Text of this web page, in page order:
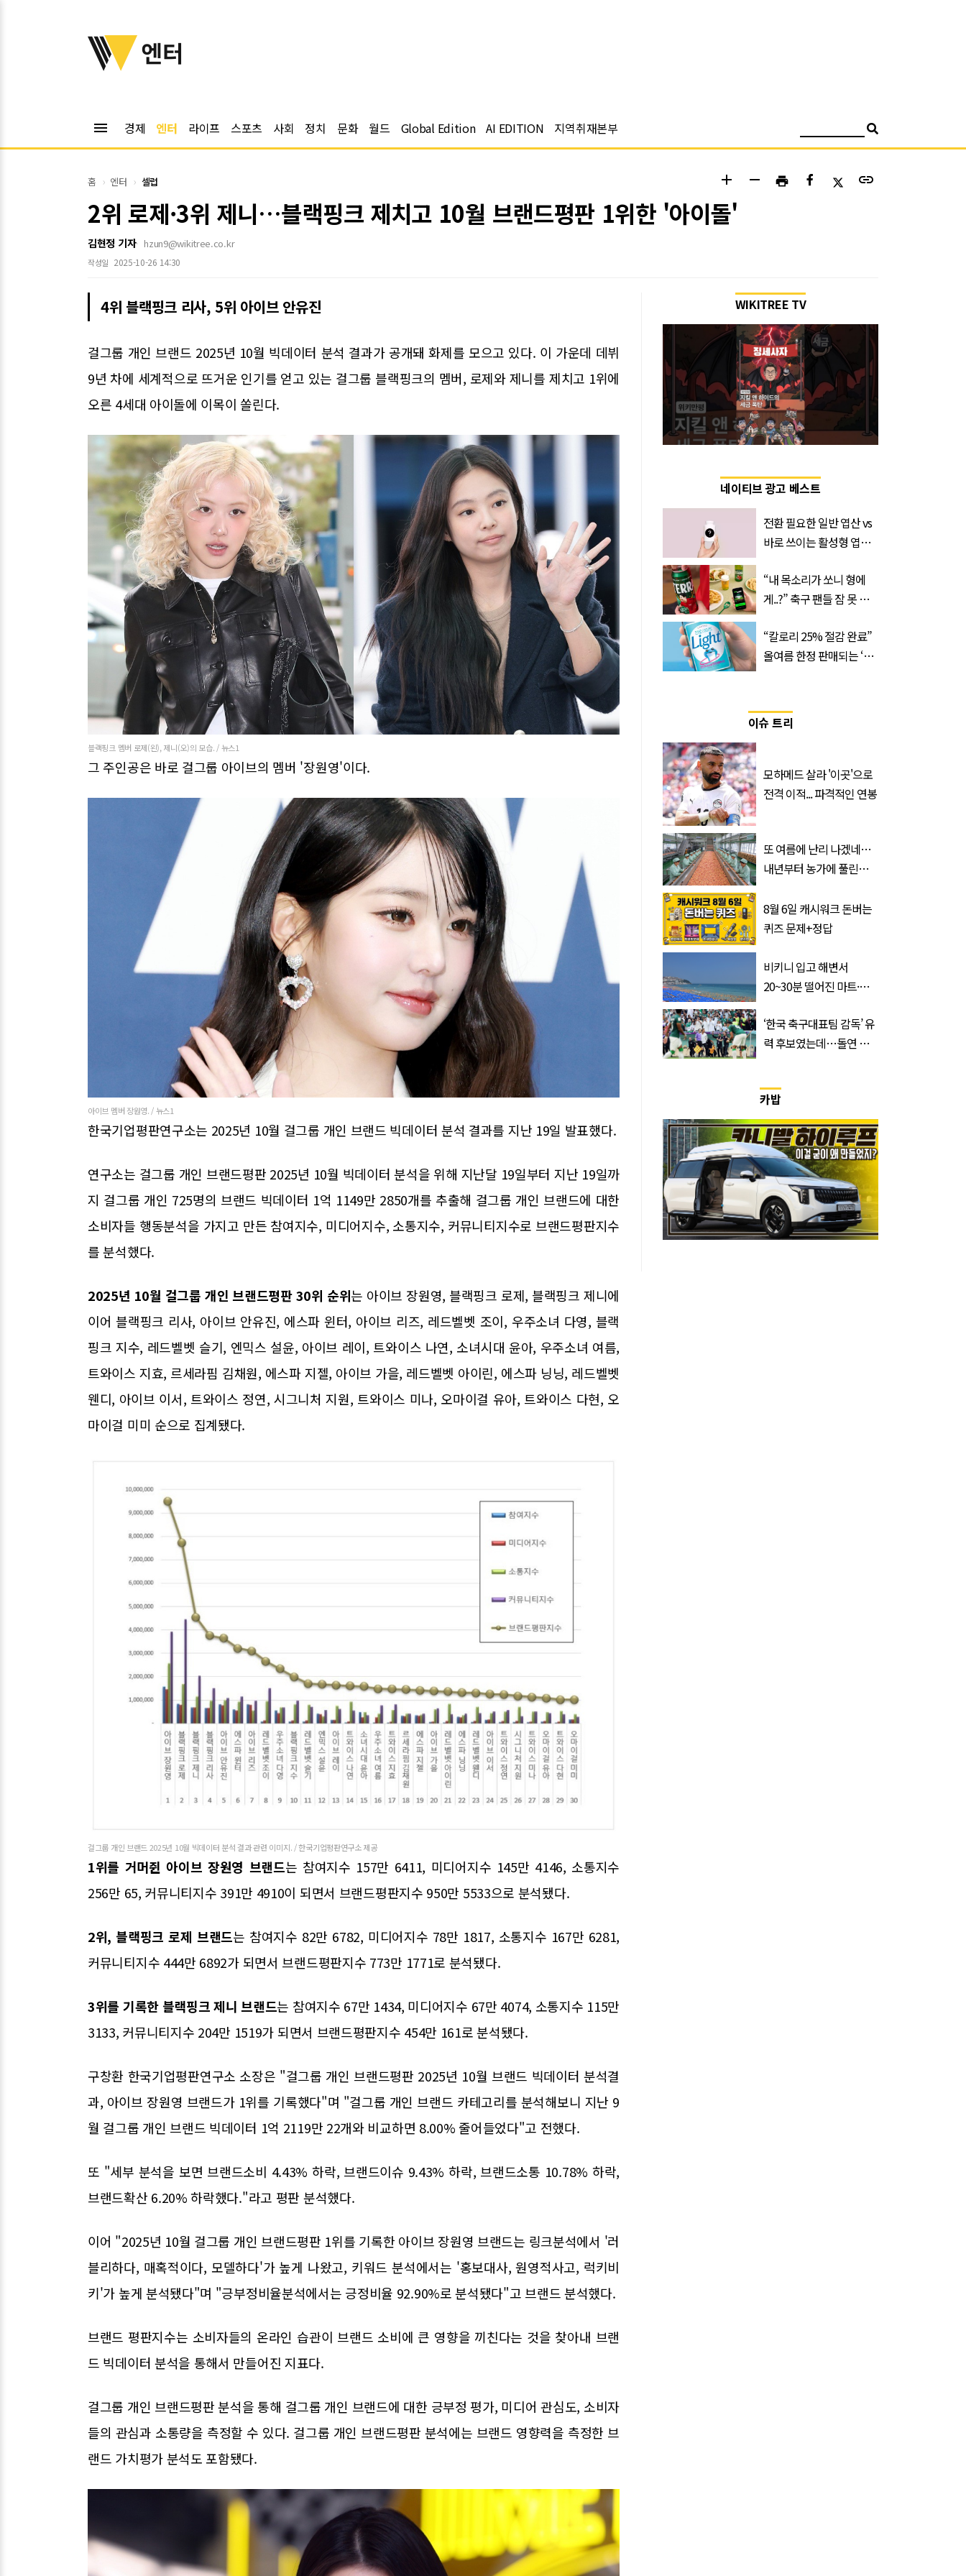
위키트리
엔터
menu 경제 엔터 라이프 스포츠 사회 정치 문화 월드 Global Edition AI EDITION 지역취재본부
홈 엔터 셀럽 add remove print link
2위 로제·3위 제니…블랙핑크 제치고 10월 브랜드평판 1위한 '아이돌'
김현정 기자 hzun9@wikitree.co.kr
작성일 2025-10-26 14:30
4위 블랙핑크 리사, 5위 아이브 안유진
걸그룹 개인 브랜드 2025년 10월 빅데이터 분석 결과가 공개돼 화제를 모으고 있다. 이 가운데 데뷔
9년 차에 세계적으로 뜨거운 인기를 얻고 있는 걸그룹 블랙핑크의 멤버, 로제와 제니를 제치고 1위에
오른 4세대 아이돌에 이목이 쏠린다.
블랙핑크 멤버 로제(왼), 제니(오)의 모습. / 뉴스1
그 주인공은 바로 걸그룹 아이브의 멤버 '장원영'이다.
아이브 멤버 장원영. / 뉴스1
한국기업평판연구소는 2025년 10월 걸그룹 개인 브랜드 빅데이터 분석 결과를 지난 19일 발표했다.
연구소는 걸그룹 개인 브랜드평판 2025년 10월 빅데이터 분석을 위해 지난달 19일부터 지난 19일까
지 걸그룹 개인 725명의 브랜드 빅데이터 1억 1149만 2850개를 추출해 걸그룹 개인 브랜드에 대한
소비자들 행동분석을 가지고 만든 참여지수, 미디어지수, 소통지수, 커뮤니티지수로 브랜드평판지수
를 분석했다.
2025년 10월 걸그룹 개인 브랜드평판 30위 순위는 아이브 장원영, 블랙핑크 로제, 블랙핑크 제니에
이어 블랙핑크 리사, 아이브 안유진, 에스파 윈터, 아이브 리즈, 레드벨벳 조이, 우주소녀 다영, 블랙
핑크 지수, 레드벨벳 슬기, 엔믹스 설윤, 아이브 레이, 트와이스 나연, 소녀시대 윤아, 우주소녀 여름,
트와이스 지효, 르세라핌 김채원, 에스파 지젤, 아이브 가을, 레드벨벳 아이린, 에스파 닝닝, 레드벨벳
웬디, 아이브 이서, 트와이스 정연, 시그니처 지원, 트와이스 미나, 오마이걸 유아, 트와이스 다현, 오
마이걸 미미 순으로 집계됐다.
걸그룹 개인 브랜드 2025년 10월 빅데이터 분석 결과 관련 이미지. / 한국기업평판연구소 제공
1위를 거머쥔 아이브 장원영 브랜드는 참여지수 157만 6411, 미디어지수 145만 4146, 소통지수
256만 65, 커뮤니티지수 391만 4910이 되면서 브랜드평판지수 950만 5533으로 분석됐다.
2위, 블랙핑크 로제 브랜드는 참여지수 82만 6782, 미디어지수 78만 1817, 소통지수 167만 6281,
커뮤니티지수 444만 6892가 되면서 브랜드평판지수 773만 1771로 분석됐다.
3위를 기록한 블랙핑크 제니 브랜드는 참여지수 67만 1434, 미디어지수 67만 4074, 소통지수 115만
3133, 커뮤니티지수 204만 1519가 되면서 브랜드평판지수 454만 161로 분석됐다.
구창환 한국기업평판연구소 소장은 "걸그룹 개인 브랜드평판 2025년 10월 브랜드 빅데이터 분석결
과, 아이브 장원영 브랜드가 1위를 기록했다"며 "걸그룹 개인 브랜드 카테고리를 분석해보니 지난 9
월 걸그룹 개인 브랜드 빅데이터 1억 2119만 22개와 비교하면 8.00% 줄어들었다"고 전했다.
또 "세부 분석을 보면 브랜드소비 4.43% 하락, 브랜드이슈 9.43% 하락, 브랜드소통 10.78% 하락,
브랜드확산 6.20% 하락했다."라고 평판 분석했다.
이어 "2025년 10월 걸그룹 개인 브랜드평판 1위를 기록한 아이브 장원영 브랜드는 링크분석에서 '러
블리하다, 매혹적이다, 모델하다'가 높게 나왔고, 키워드 분석에서는 '홍보대사, 원영적사고, 럭키비
키'가 높게 분석됐다"며 "긍부정비율분석에서는 긍정비율 92.90%로 분석됐다"고 브랜드 분석했다.
브랜드 평판지수는 소비자들의 온라인 습관이 브랜드 소비에 큰 영향을 끼친다는 것을 찾아내 브랜
드 빅데이터 분석을 통해서 만들어진 지표다.
걸그룹 개인 브랜드평판 분석을 통해 걸그룹 개인 브랜드에 대한 긍부정 평가, 미디어 관심도, 소비자
들의 관심과 소통량을 측정할 수 있다. 걸그룹 개인 브랜드평판 분석에는 브랜드 영향력을 측정한 브
랜드 가치평가 분석도 포함됐다.
WIKITREE TV
네이티브 광고 베스트
전환 필요한 일반 엽산 vs
바로 쓰이는 활성형 엽
‘Quatrefolic®’ 주목
“내 목소리가 쏘니 형에
게..?” 축구 팬들 잠 못 들
트
“칼로리 25% 절감 완료”
올여름 한정 판매되는 ‘최
이슈 트리
모하메드 살라 '이곳'으로
전격 이적... 파격적인 연봉
또 여름에 난리 나겠네…
내년부터 농가에 풀린다는
8월 6일 캐시워크 돈버는
퀴즈 문제+정답
비키니 입고 해변서
20~30분 떨어진 마트·주
속출, 반응 폭발
‘한국 축구대표팀 감독’ 유
력 후보였는데…돌연 코
카밥